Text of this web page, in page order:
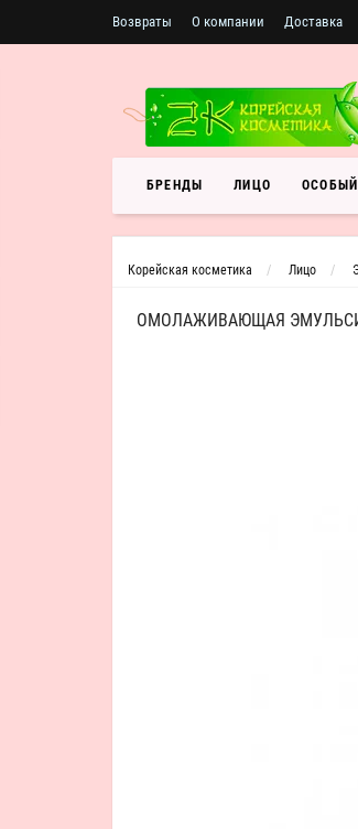
Возвраты О компании Доставка
БРЕНДЫ ЛИЦО
Корейская косметика Лицо
ОМОЛАЖИВАЮЩАЯ ЭМУЛЬСИЯ